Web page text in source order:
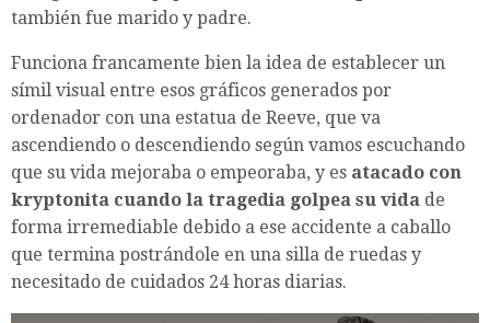
también fue marido y padre.
Funciona francamente bien la idea de establecer un
símil visual entre esos gráficos generados por
ordenador con una estatua de Reeve, que va
ascendiendo o descendiendo según vamos escuchando
que su vida mejoraba o empeoraba, y es atacado con
kryptonita cuando la tragedia golpea su vida de
forma irremediable debido a ese accidente a caballo
que termina postrándole en una silla de ruedas y
necesitado de cuidados 24 horas diarias.